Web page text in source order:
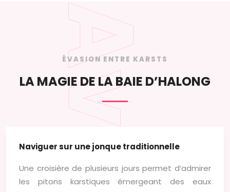
ÉVASION ENTRE KARSTS
LA MAGIE DE LA BAIE D’HALONG
Naviguer sur une jonque traditionnelle
Une croisière de plusieurs jours permet d’admirer
les pitons karstiques émergeant des eaux